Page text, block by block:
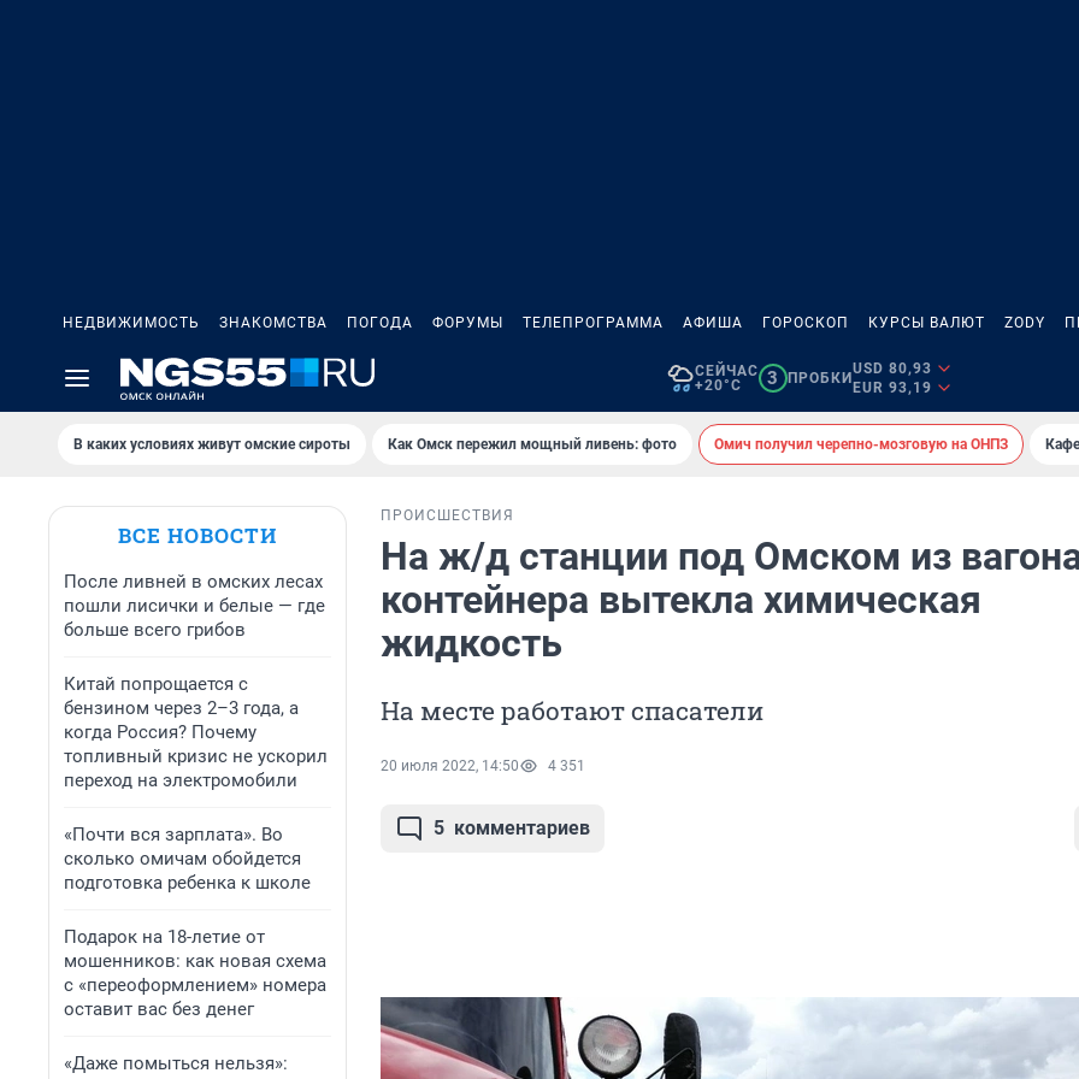
НЕДВИЖИМОСТЬ ЗНАКОМСТВА ПОГОДА ФОРУМЫ ТЕЛЕПРОГРАММА АФИША ГОРОСКОП КУРСЫ ВАЛЮТ ZODY
СЕЙЧАС
+20°C
3 ПРОБКИ
USD 80,93
EUR 93,19
В каких условиях живут омские сироты Как Омск пережил мощный ливень: фото Омич получил черепно-мозговую на ОНПЗ
ВСЕ НОВОСТИ
После ливней в омских лесах
пошли лисички и белые — где
больше всего грибов
Китай попрощается с
бензином через 2–3 года, а
когда Россия? Почему
топливный кризис не ускорил
переход на электромобили
«Почти вся зарплата». Во
сколько омичам обойдется
подготовка ребенка к школе
Подарок на 18-летие от
мошенников: как новая схема
с «переоформлением» номера
оставит вас без денег
«Даже помыться нельзя»:
ПРОИСШЕСТВИЯ
На ж/д станции под Омском из
контейнера вытекла химическая
жидкость
На месте работают спасатели
20 июля 2022, 14:50 4 351
5 комментариев